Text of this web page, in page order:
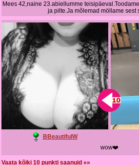
Mees 42,naine 23.abiellumme
ja pilte.Ja mõlemad möllame sest
BBeautifulW
wow❤️
Vaata kõiki 10 punkti saanuid »»